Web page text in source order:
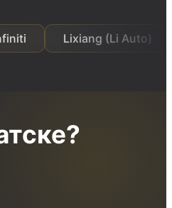
Lixiang (Li Auto) Zeekr